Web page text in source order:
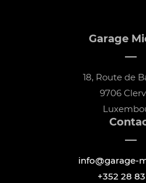
Garage
18, Route de
9706
info@garage-
+352 28 83